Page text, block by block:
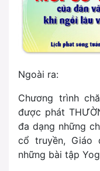
Ngoài ra:
Chương trình
được phát
đa dạng những
cổ truyền, Giáo
những bài tập